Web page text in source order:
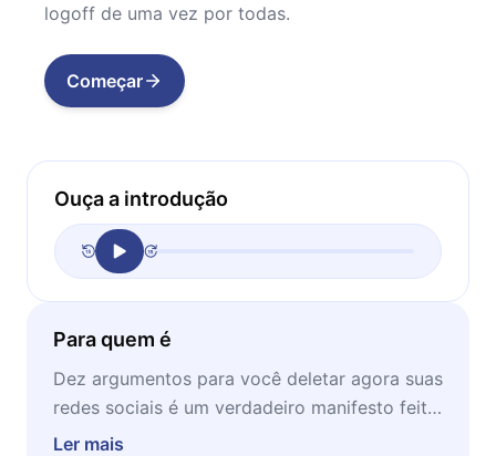
logoff de uma vez por todas.
Começar
Ouça a introdução
Para quem é
Dez argumentos para você deletar agora suas
redes sociais é um verdadeiro manifesto feito
sob medida para mudar sua relação com a
Ler mais